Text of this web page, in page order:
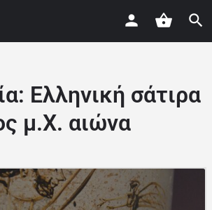
Ελληνική σάτιρα
μ.Χ. αιώνα